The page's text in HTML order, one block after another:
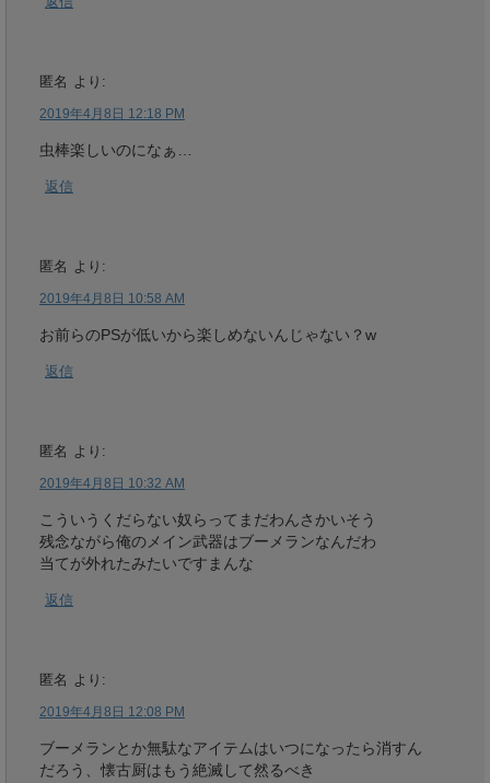
匿名 より:
2019年4月8日 12:18 PM
虫棒楽しいのになぁ…
返信
匿名 より:
2019年4月8日 10:58 AM
お前らのPSが低いから楽しめないんじゃない？w
返信
匿名 より:
2019年4月8日 10:32 AM
こういうくだらない奴らってまだわんさかいそう
残念ながら俺のメイン武器はブーメランなんだわ
当てが外れたみたいですまんな
返信
匿名 より:
2019年4月8日 12:08 PM
ブーメランとか無駄なアイテムはいつになったら消すん
だろう、懐古厨はもう絶滅して然るべき